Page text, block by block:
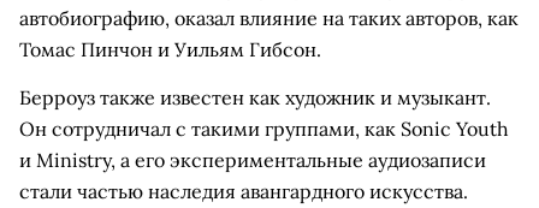
автобиографию, оказал влияние на таких авторов, как
Томас Пинчон и Уильям Гибсон.
Берроуз также известен как художник и музыкант.
Он сотрудничал с такими группами, как Sonic Youth
и Ministry, а его экспериментальные аудиозаписи
стали частью наследия авангардного искусства.